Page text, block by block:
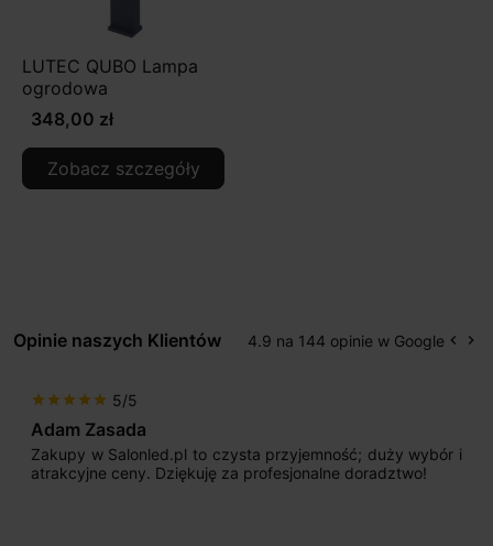
LUTEC QUBO Lampa
ogrodowa
348,00 zł
Zobacz szczegóły
Opinie naszych Klientów 4.9 na 144 opinie w Google keyboard_arrow_left keyboard_arrow_right
star star star star star 5/5
Adam Zasada
Zakupy w Salonled.pl to czysta przyjemność; duży wybór i
atrakcyjne ceny. Dziękuję za profesjonalne doradztwo!